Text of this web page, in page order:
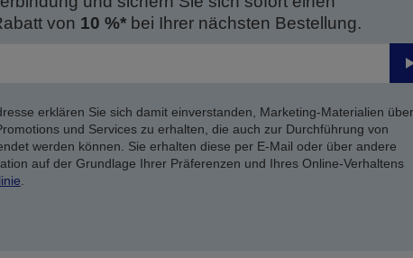
von 10 %*bei Ihrer nächsten Bestellung.
erklären Sie sich damit einverstanden, Marketing-Materialien über
und Services zu erhalten, die auch zur Durchführung von
werden können. Sie erhalten diese per E-Mail oder über andere
auf der Grundlage Ihrer Präferenzen und Ihres Online-Verhaltens
.